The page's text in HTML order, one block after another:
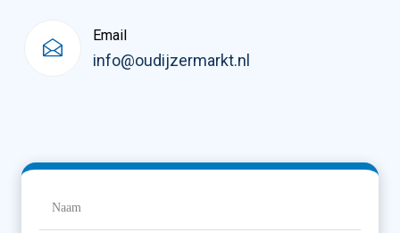
Email
info@oudijzermarkt.nl